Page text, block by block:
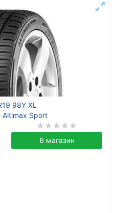
98Y XL
Altimax Sport
В магазин